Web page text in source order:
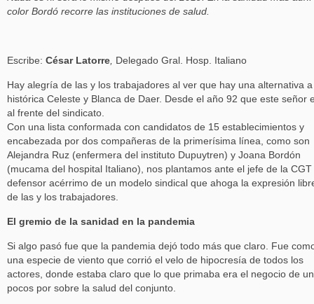
color Bordó recorre las instituciones de salud.
Escribe: César Latorre, Delegado Gral. Hosp. Italiano
Hay alegría de las y los trabajadores al ver que hay una alternativa
histórica Celeste y Blanca de Daer. Desde el año 92 que este señor
al frente del sindicato.
Con una lista conformada con candidatos de 15 establecimientos y
encabezada por dos compañeras de la primerísima línea, como son
Alejandra Ruz (enfermera del instituto Dupuytren) y Joana Bordón
(mucama del hospital Italiano), nos plantamos ante el jefe de la CGT
defensor acérrimo de un modelo sindical que ahoga la expresión
de las y los trabajadores.
El gremio de la sanidad en la pandemia
Si algo pasó fue que la pandemia dejó todo más que claro. Fue
una especie de viento que corrió el velo de hipocresía de todos los
actores, donde estaba claro que lo que primaba era el negocio de
pocos por sobre la salud del conjunto.